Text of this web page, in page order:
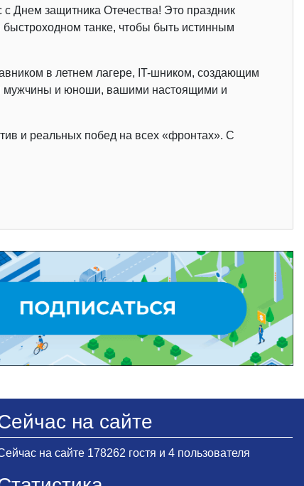
Днем защитника Отечества! Это праздник
быстроходном танке, чтобы быть истинным
в летнем лагере, IT-шником, создающим
мужчины и юноши, вашими настоящими и
и реальных побед на всех «фронтах». С
на сайте
на сайте 178262 гостя и 4 пользователя